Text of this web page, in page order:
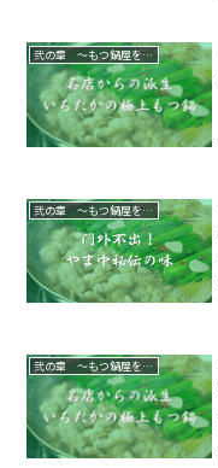
弐の章 ～もつ鍋屋を行脚する～
弐の章 ～もつ鍋屋を行脚する～
弐の章 ～もつ鍋屋を行脚する～